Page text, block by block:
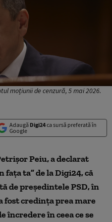
moțiunii de cenzură, 5 mai 2026.
Adaugă Digi24ca sursă preferată în
Google
Peiu, a declarat
ta” de la Digi24, că
de președintele PSD, în
fost credința prea mare
încredere în ceea ce se